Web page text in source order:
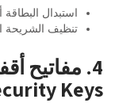
استبدال
تنظيف الشريحة
Keys):